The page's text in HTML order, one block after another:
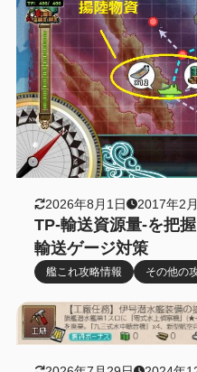
2026年8月1日 2017年2
TP-輸送資源量-を把
輸送ゲージ対策
艦これ攻略情報 その他の